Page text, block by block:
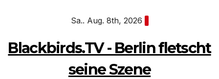
Sa.. Aug. 8th, 2026
Blackbirds.TV - Berlin fletscht
seine Szene